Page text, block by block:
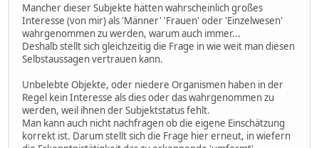
Mancher dieser Subjekte hätten wahrscheinlich großes
Interesse (von mir) als 'Männer' 'Frauen' oder 'Einzelwesen'
wahrgenommen zu werden, warum auch immer...
Deshalb stellt sich gleichzeitig die Frage in wie weit man diesen
Selbstaussagen vertrauen kann.
Unbelebte Objekte, oder niedere Organismen haben in der
Regel kein Interesse als dies oder das wahrgenommen zu
werden, weil ihnen der Subjektstatus fehlt.
Man kann auch nicht nachfragen ob die eigene Einschätzung
korrekt ist. Darum stellt sich die Frage hier erneut, in wiefern